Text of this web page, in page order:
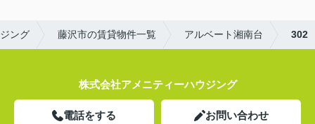
ング 藤沢市の賃貸物件一覧 アルベート湘南台 302
株式会社アメニティーハウジング
電話をする お問い合わせ